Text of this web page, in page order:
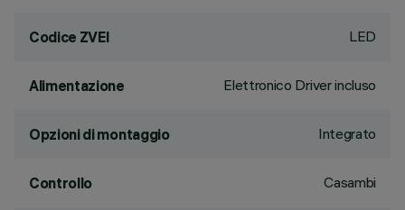
Codice ZVEI LED
Alimentazione Elettronico Driver incluso
Opzioni di montaggio Integrato
Controllo Casambi